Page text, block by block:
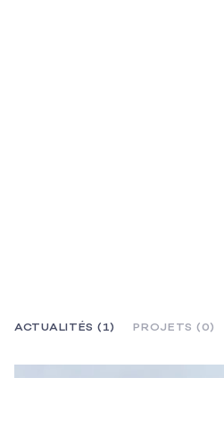
ACTUALITÉS (1) PROJETS (0)